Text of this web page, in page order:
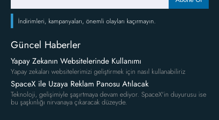
İndirimleri, kampanyaları, önemli olayları kaçırmayın.
Güncel Haberler
Yapay Zekanın Websitelerinde Kullanımı
Yapay zekaları websitelerimizi geliştirmek için nasıl kullanabiliriz
SpaceX ile Uzaya Reklam Panosu Atılacak
Teknoloji, gelişimiyle şaşırtmaya devam ediyor. SpaceX'in duyurusu ise
bu şaşkınlığı nirvanaya çıkaracak düzeyde.